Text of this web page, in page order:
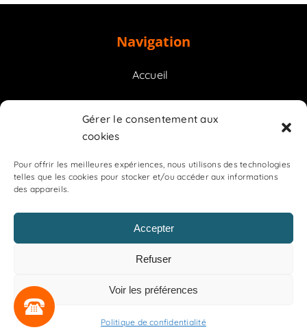
Gérer le consentement aux
cookies
Pour offrir les meilleures expériences, nous utilisons des technologies
telles que les cookies pour stocker et/ou accéder aux informations
des appareils.
Accepter
Refuser
Voir les préférences
Politique de confidentialité
Navigation
Accueil
OGR
Mentions légales
Politique de confidentialité